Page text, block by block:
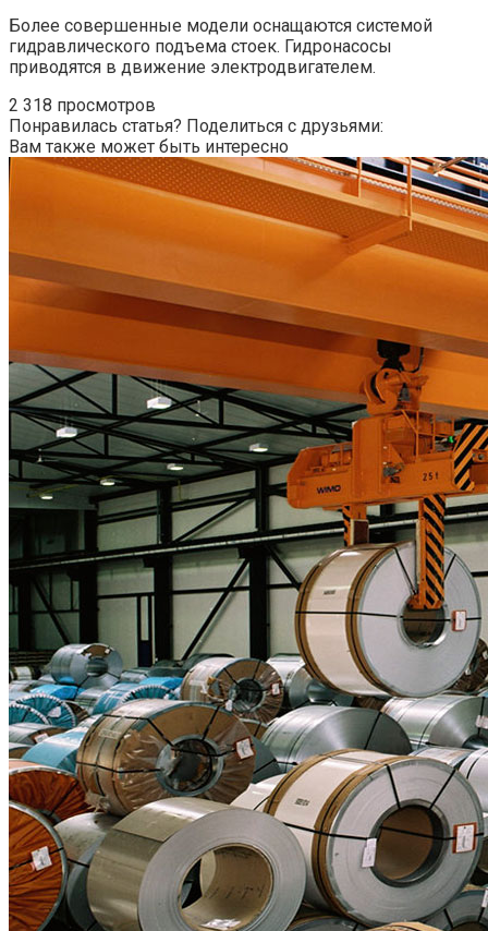
Более совершенные модели оснащаются системой
гидравлического подъема стоек. Гидронасосы
приводятся в движение электродвигателем.
2 318 просмотров
Понравилась статья? Поделиться с друзьями:
Вам также может быть интересно